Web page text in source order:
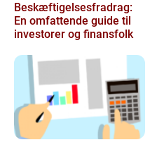
Beskæftigelsesfradrag:
En omfattende guide til
investorer og finansfolk